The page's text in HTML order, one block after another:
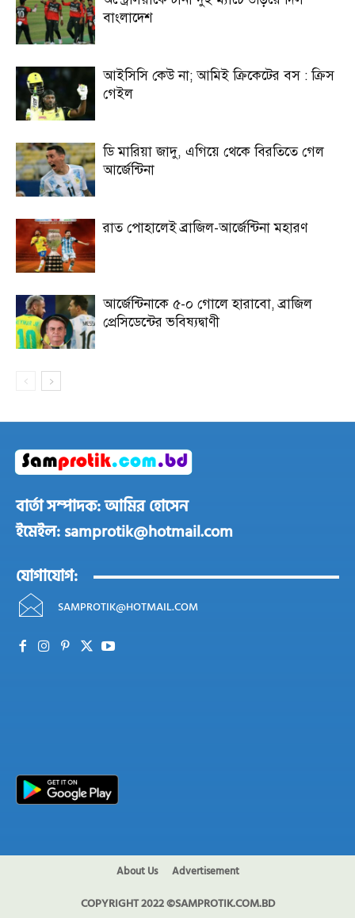
বাংলাদেশ
আইসিসি কেউ না; আমিই ক্রিকেটের বস : ক্রিস
গেইল
ডি মারিয়া জাদু, এগিয়ে থেকে বিরতিতে গেল
আর্জেন্টিনা
রাত পোহালেই ব্রাজিল-আর্জেন্টিনা মহারণ
আর্জেন্টিনাকে ৫-০ গোলে হারাবো, ব্রাজিল
প্রেসিডেন্টের ভবিষ্যদ্বাণী
বার্তা সম্পাদক: আমির হোসেন
ইমেইল: samprotik@hotmail.com
যোগাযোগ:
SAMPROTIK@HOTMAIL.COM
About Us Advertisement
COPYRIGHT 2022 ©SAMPROTIK.COM.BD